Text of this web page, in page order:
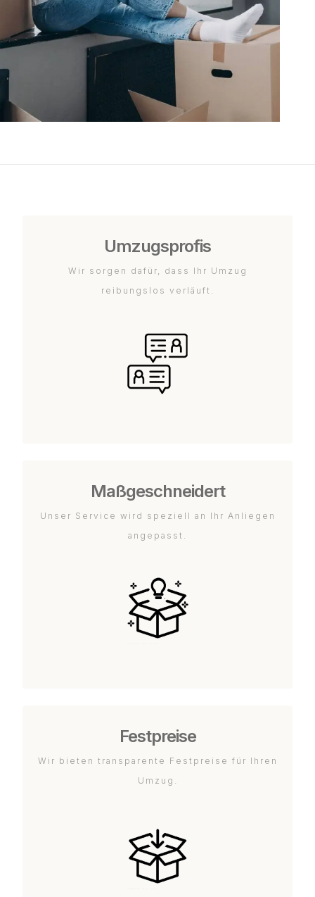
Umzugsprofis
Wir sorgen dafür, dass Ihr Umzug
reibungslos verläuft.
Maßgeschneidert
Unser Service wird speziell an Ihr Anliegen
angepasst.
Festpreise
Wir bieten transparente Festpreise für Ihren
Umzug.